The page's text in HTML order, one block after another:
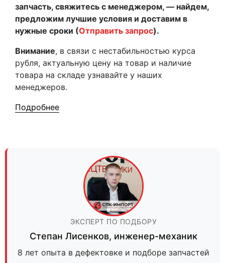
запчасть, свяжитесь с менеджером, — найдем,
предложим лучшие условия и доставим в
нужные сроки (Отправить запрос).
Внимание, в связи с нестабильностью курса
рубля, актуальную цену на товар и наличие
товара на складе узнавайте у наших
менеджеров.
Подробнее
ЭКСПЕРТ ПО ПОДБОРУ
Степан Лисенков, инженер-механик
8 лет опыта в дефектовке и подборе запчастей